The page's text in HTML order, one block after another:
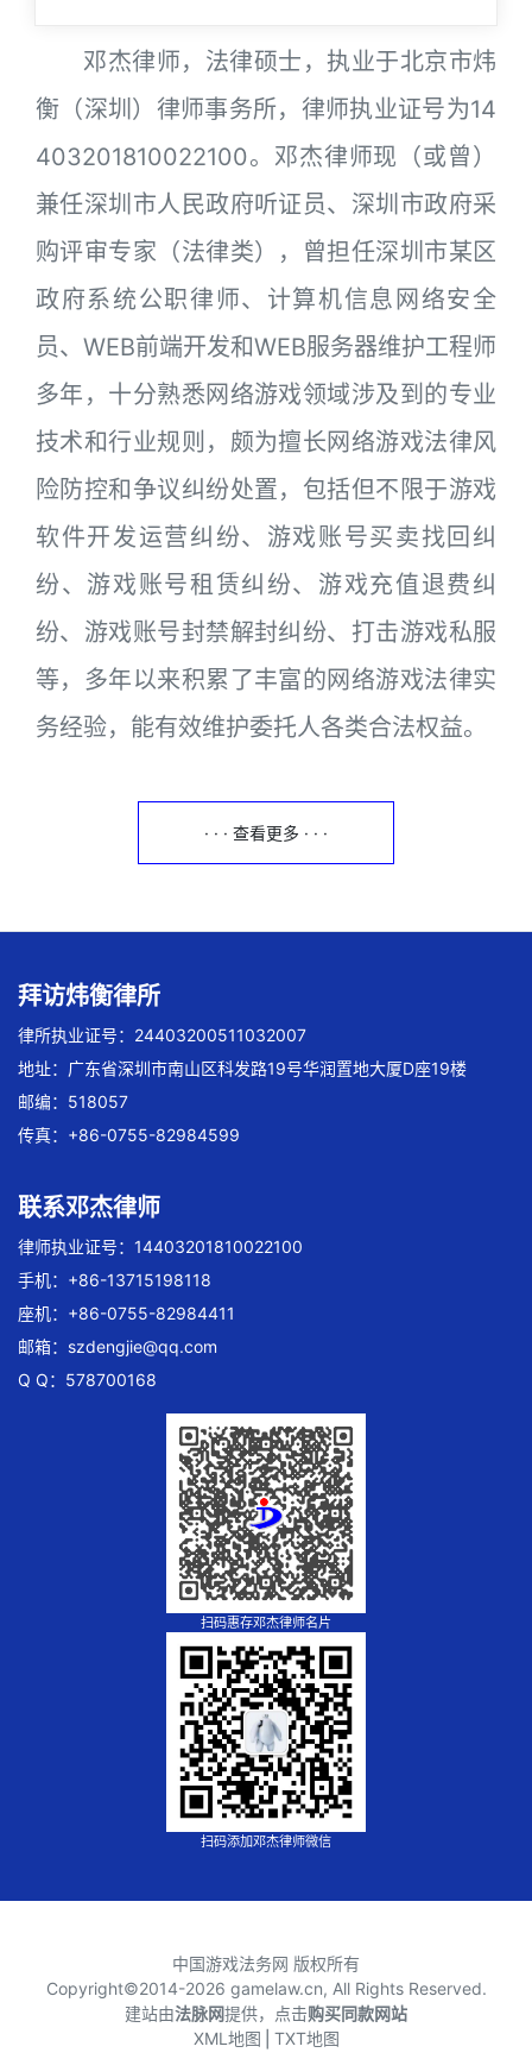
邓杰律师，法律硕士，执业于北京市炜
衡（深圳）律师事务所，律师执业证号为14
403201810022100。邓杰律师现（或曾）
兼任深圳市人民政府听证员、深圳市政府采
购评审专家（法律类），曾担任深圳市某区
政府系统公职律师、计算机信息网络安全
员、WEB前端开发和WEB服务器维护工程师
多年，十分熟悉网络游戏领域涉及到的专业
技术和行业规则，颇为擅长网络游戏法律风
险防控和争议纠纷处置，包括但不限于游戏
软件开发运营纠纷、游戏账号买卖找回纠
纷、游戏账号租赁纠纷、游戏充值退费纠
纷、游戏账号封禁解封纠纷、打击游戏私服
等，多年以来积累了丰富的网络游戏法律实
务经验，能有效维护委托人各类合法权益。
· · · 查看更多 · · ·
拜访炜衡律所
律所执业证号：24403200511032007
地址：广东省深圳市南山区科发路19号华润置地大厦D座19楼
邮编：518057
传真：+86-0755-82984599
联系邓杰律师
律师执业证号：14403201810022100
手机：+86-13715198118
座机：+86-0755-82984411
邮箱： szdengjie@qq.com
Q Q：578700168
扫码惠存邓杰律师名片
扫码添加邓杰律师微信
中国游戏法务网 版权所有
Copyright©2014-2026 gamelaw.cn, All Rights Reserved.
建站由法脉网提供，点击购买同款网站
XML地图 TXT地图